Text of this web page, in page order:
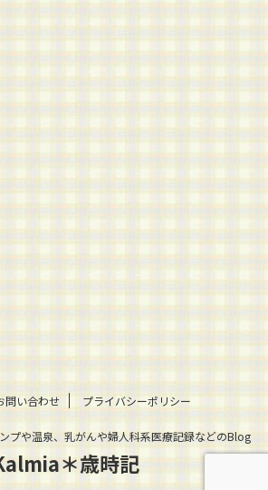
問い合わせ プライバシーポリシー
プや温泉、乳がんや婦人科系医療記録などのBlog
＊歳時記